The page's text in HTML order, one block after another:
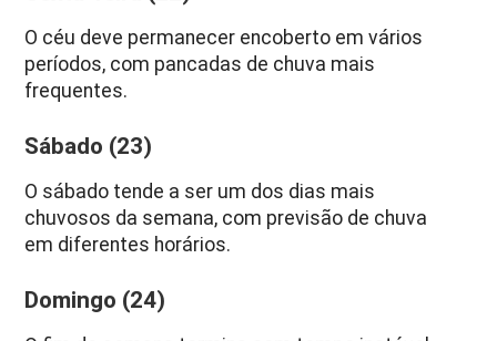
O céu deve permanecer encoberto em vários
períodos, com pancadas de chuva mais
frequentes.
Sábado (23)
O sábado tende a ser um dos dias mais
chuvosos da semana, com previsão de chuva
em diferentes horários.
Domingo (24)